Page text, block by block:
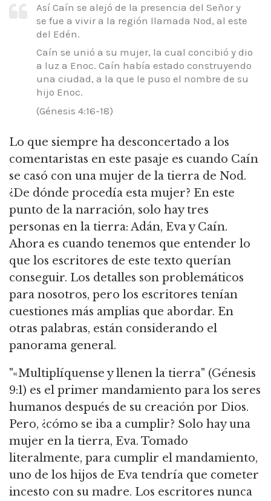
Así Caín se alejó de la presencia del Señor y
se fue a vivir a la región llamada Nod, al este
del Edén.
Caín se unió a su mujer, la cual concibió y dio
a luz a Enoc. Caín había estado construyendo
una ciudad, a la que le puso el nombre de su
hijo Enoc.
(Génesis 4:16-18)
Lo que siempre ha desconcertado a los
comentaristas en este pasaje es cuando Caín
se casó con una mujer de la tierra de Nod.
¿De dónde procedía esta mujer? En este
punto de la narración, solo hay tres
personas en la tierra: Adán, Eva y Caín.
Ahora es cuando tenemos que entender lo
que los escritores de este texto querían
conseguir. Los detalles son problemáticos
para nosotros, pero los escritores tenían
cuestiones más amplias que abordar. En
otras palabras, están considerando el
panorama general.
"«Multiplíquense y llenen la tierra" (Génesis
9:1) es el primer mandamiento para los seres
humanos después de su creación por Dios.
Pero, ¿cómo se iba a cumplir? Solo hay una
mujer en la tierra, Eva. Tomado
literalmente, para cumplir el mandamiento,
uno de los hijos de Eva tendría que cometer
incesto con su madre. Los escritores nunca